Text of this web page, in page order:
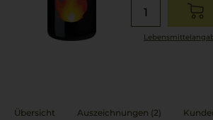
Übersicht Auszeichnungen (2)